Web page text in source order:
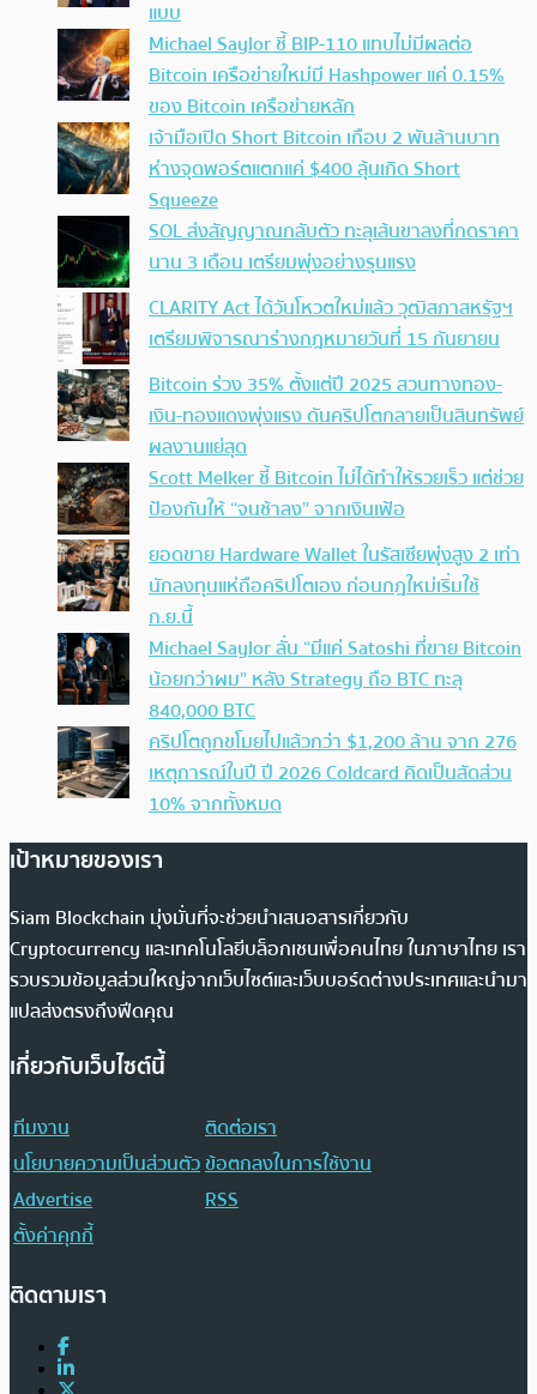
แบบ
Michael Saylor ชี้ BIP-110 แทบไม่มีผลต่อ
Bitcoin เครือข่ายใหม่มี Hashpower แค่ 0.15%
ของ Bitcoin เครือข่ายหลัก
เจ้ามือเปิด Short Bitcoin เกือบ 2 พันล้านบาท
ห่างจุดพอร์ตแตกแค่ $400 ลุ้นเกิด Short
Squeeze
SOL ส่งสัญญาณกลับตัว ทะลุเส้นขาลงที่กดราคา
นาน 3 เดือน เตรียมพุ่งอย่างรุนแรง
CLARITY Act ได้วันโหวตใหม่แล้ว วุฒิสภาสหรัฐฯ
เตรียมพิจารณาร่างกฎหมายวันที่ 15 กันยายน
Bitcoin ร่วง 35% ตั้งแต่ปี 2025 สวนทางทอง-
เงิน-ทองแดงพุ่งแรง ดันคริปโตกลายเป็นสินทรัพย์
ผลงานแย่สุด
Scott Melker ชี้ Bitcoin ไม่ได้ทำให้รวยเร็ว แต่ช่วย
ป้องกันให้ “จนช้าลง” จากเงินเฟ้อ
ยอดขาย Hardware Wallet ในรัสเซียพุ่งสูง 2 เท่า
นักลงทุนแห่ถือคริปโตเอง ก่อนกฎใหม่เริ่มใช้
ก.ย.นี้
Michael Saylor ลั่น “มีแค่ Satoshi ที่ขาย Bitcoin
น้อยกว่าผม” หลัง Strategy ถือ BTC ทะลุ
840,000 BTC
คริปโตถูกขโมยไปแล้วกว่า $1,200 ล้าน จาก 276
เหตุการณ์ในปี ปี 2026 Coldcard คิดเป็นสัดส่วน
10% จากทั้งหมด
เป้าหมายของเรา
Siam Blockchain มุ่งมั่นที่จะช่วยนำเสนอสารเกี่ยวกับ
Cryptocurrency และเทคโนโลยีบล็อกเชนเพื่อคนไทย ในภาษาไทย เรา
รวบรวมข้อมูลส่วนใหญ่จากเว็บไซต์และเว็บบอร์ดต่างประเทศและนำมา
แปลส่งตรงถึงฟีดคุณ
เกี่ยวกับเว็บไซต์นี้
ทีมงาน
ติดต่อเรา
นโยบายความเป็นส่วนตัวข้อตกลงในการใช้งาน
Advertise
RSS
ตั้งค่าคุกกี้
ติดตามเรา